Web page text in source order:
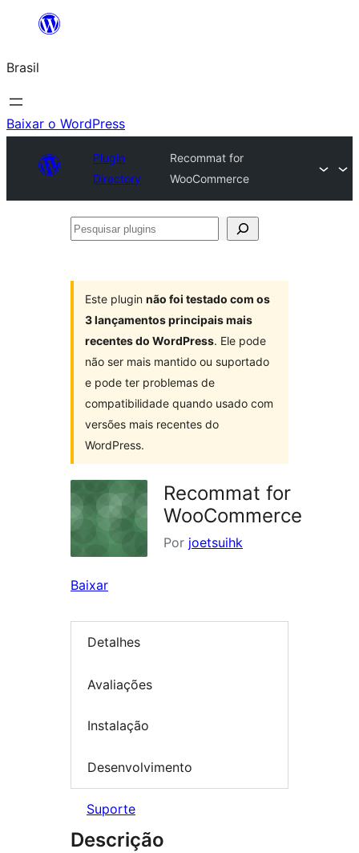
o
conteúdo
Brasil
Baixar o WordPress
Plugin
Directory
Recommat for
WooCommerce
Pesquisar
Este plugin não foi testado com os
3 lançamentos principais mais
recentes do WordPress. Ele pode
não ser mais mantido ou suportado
e pode ter problemas de
compatibilidade quando usado com
versões mais recentes do
WordPress.
Recommat for
WooCommerce
Por joetsuihk
Baixar
Detalhes
Avaliações
Instalação
Desenvolvimento
Suporte
Descrição